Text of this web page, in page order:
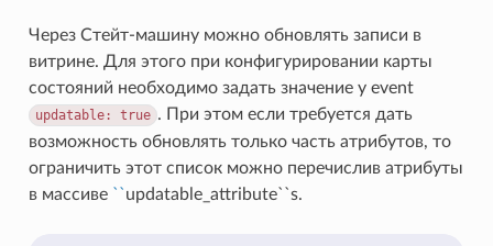
Через Стейт-машину можно обновлять записи в
витрине. Для этого при конфигурировании карты
состояний необходимо задать значение у event
updatable: true . При этом если требуется дать
возможность обновлять только часть атрибутов, то
ограничить этот список можно перечислив атрибуты
в массиве ``updatable_attribute``s.